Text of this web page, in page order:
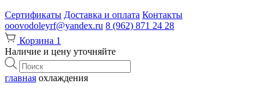
Сертификаты Доставка и оплата Контакты
ooovodoleyrf@yandex.ru 8 (962) 871 24 28
Корзина 1
Наличие и цену уточняйте
Поиск
товаров
главная охлаждения